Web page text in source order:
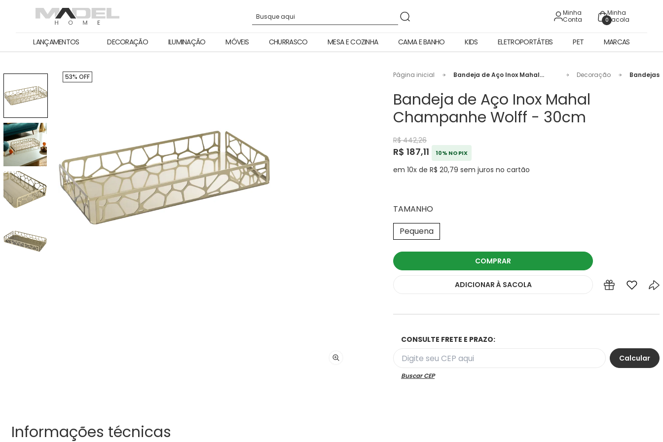
Minha
Conta
0
Minha
Sacola
LANÇAMENTOS DECORAÇÃO ILUMINAÇÃO MÓVEIS CHURRASCO MESA E COZINHA CAMA E BANHO KIDS ELETROPORTÁTEIS PET MARCAS
Página inicial
Bandeja de Aço Inox Mahal
Decoração Bandejas
Bandeja de Aço Inox Mahal
Champanhe Wolff - 30cm
R$ 442,26
R$ 187,11 10% NO PIX
em 10x de R$ 20,79 sem juros no cartão
53% OFF
TAMANHO
Pequena
COMPRAR
ADICIONAR À SACOLA
CONSULTE FRETE E PRAZO:
Buscar CEP
Informações técnicas